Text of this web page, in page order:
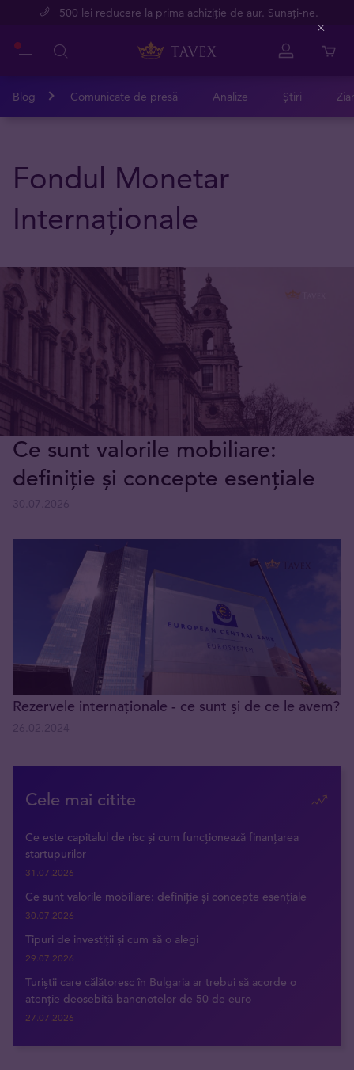
500 lei reducere la prima achiziție de aur. Sunați-ne.
Blog Comunicate de presă Analize Știri
Fondul Monetar
Internaționale
Ce sunt valorile mobiliare:
definiție și concepte esențiale
Rezervele internaționale - ce sunt și de ce le avem?
Cele mai citite
Ce este capitalul de risc și cum funcționează finanțarea
startupurilor
31.07.2026
Ce sunt valorile mobiliare: definiție și concepte esențiale
30.07.2026
Tipuri de investiții și cum să o alegi
29.07.2026
Turiștii care călătoresc în Bulgaria ar trebui să acorde o
atenție deosebită bancnotelor de 50 de euro
27.07.2026
Close